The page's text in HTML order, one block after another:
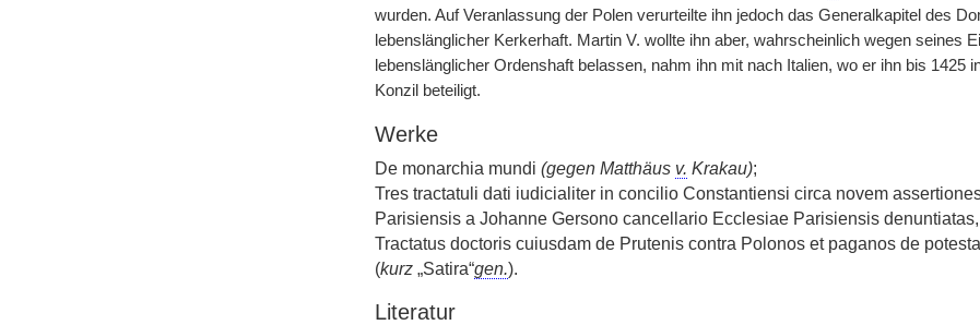
wurden. Auf Veranlassung der Polen verurteilte ihn jedoch das Generalkapitel des
lebenslänglicher Kerkerhaft. Martin V. wollte ihn aber, wahrscheinlich wegen seines
lebenslänglicher Ordenshaft belassen, nahm ihn mit nach Italien, wo er ihn bis 1425
Konzil beteiligt.
Werke
De monarchia mundi (gegen Matthäus v. Krakau);
Tres tractatuli dati iudicialiter in concilio Constantiensi circa novem
Parisiensis a Johanne Gersono cancellario Ecclesiae Parisiensis
Tractatus doctoris cuiusdam de Prutenis contra Polonos et paganos de
(kurz„Satira“gen.).
Literatur